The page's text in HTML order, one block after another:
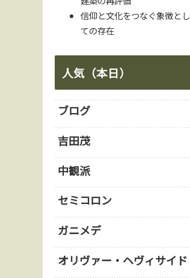
信仰と文化をつなぐ象徴とし
ての存在
人気（本日）
ブログ
吉田茂
中観派
セミコロン
ガニメデ
オリヴァー・ヘヴィサイド